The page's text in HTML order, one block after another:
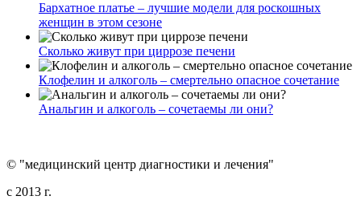
Бархатное платье – лучшие модели для роскошных
женщин в этом сезоне
Сколько живут при циррозе печени
Клофелин и алкоголь – смертельно опасное сочетание
Анальгин и алкоголь – сочетаемы ли они?
© "медицинский центр диагностики и лечения"
c 2013 г.